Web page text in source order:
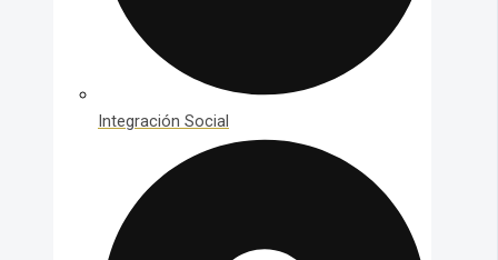
Integración Social